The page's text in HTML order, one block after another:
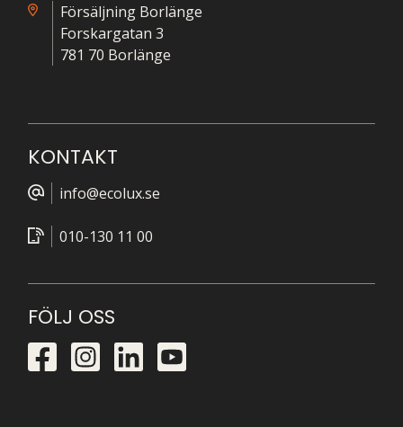
Försäljning Borlänge
Forskargatan 3
781 70 Borlänge
KONTAKT
info@ecolux.se
010-130 11 00
FÖLJ OSS